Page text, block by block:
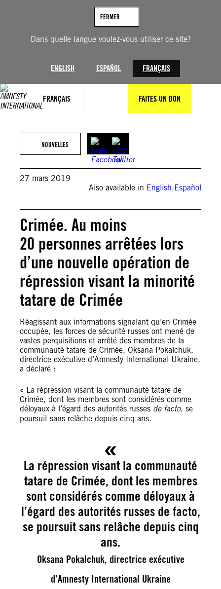
Dans quelle langue voulez-vous utiliser ce site?
ENGLISH ESPAÑOL FRANÇAIS
FERMER
FRANÇAIS FAITES UN DON
NOUVELLES
27 mars 2019
Also available in English,Español
Crimée. Au moins
20 personnes arrêtées lors
d’une nouvelle opération de
répression visant la minorité
tatare de Crimée
Réagissant aux informations signalant qu’en Crimée
occupée, les forces de sécurité russes ont mené de
vastes perquisitions et arrêté des membres de la
communauté tatare de Crimée, Oksana Pokalchuk,
directrice exécutive d’Amnesty International Ukraine,
a déclaré :
« La répression visant la communauté tatare de
Crimée, dont les membres sont considérés comme
déloyaux à l’égard des autorités russes de facto, se
poursuit sans relâche depuis cinq ans.
La répression visant la communauté
tatare de Crimée, dont les membres
sont considérés comme déloyaux à
l’égard des autorités russes de facto,
se poursuit sans relâche depuis cinq
ans.
Oksana Pokalchuk, directrice exécutive
d’Amnesty International Ukraine